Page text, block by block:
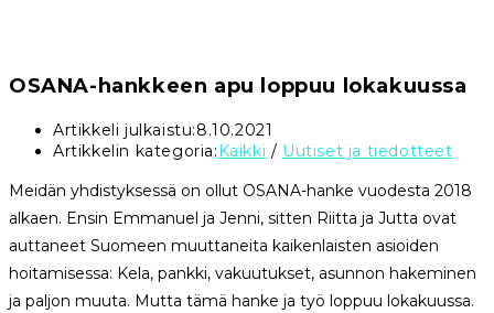
OSANA-hankkeen apu loppuu lokakuussa
Artikkeli julkaistu:8.10.2021
Artikkelin kategoria: Kaikki / Uutiset ja tiedotteet
Meidän yhdistyksessä on ollut OSANA-hanke vuodesta 2018
alkaen. Ensin Emmanuel ja Jenni, sitten Riitta ja Jutta ovat
auttaneet Suomeen muuttaneita kaikenlaisten asioiden
hoitamisessa: Kela, pankki, vakuutukset, asunnon hakeminen
ja paljon muuta. Mutta tämä hanke ja työ loppuu lokakuussa.